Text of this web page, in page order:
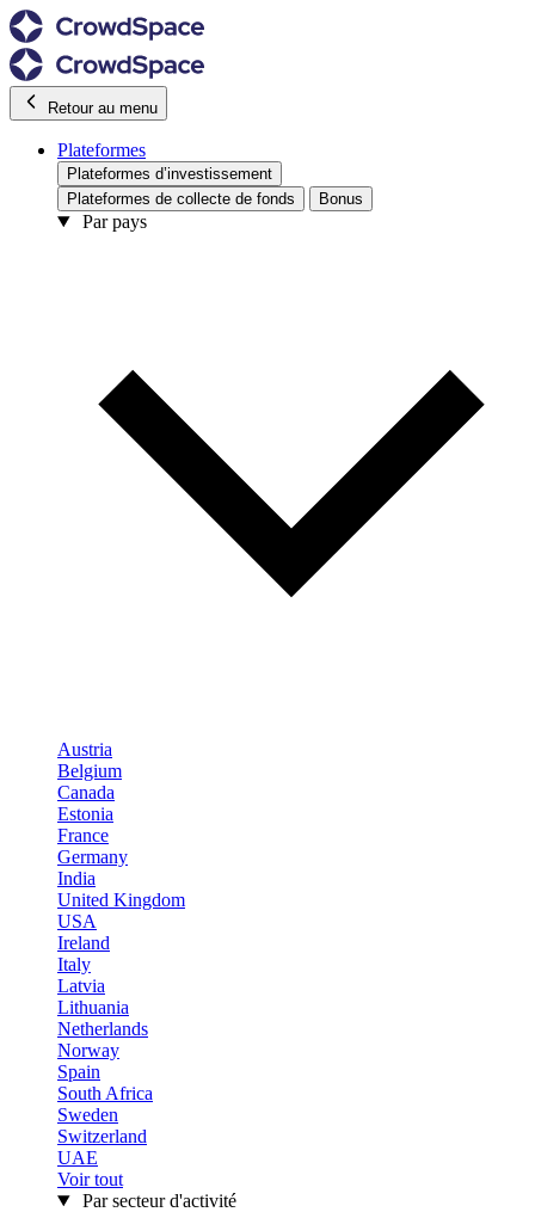
Retour au menu
Plateformes
Plateformes d’investissement
Plateformes de collecte de fonds
Bonus
Par pays
Austria
Belgium
Canada
Estonia
France
Germany
India
United Kingdom
USA
Ireland
Italy
Latvia
Lithuania
Netherlands
Norway
Spain
South Africa
Sweden
Switzerland
UAE
Voir tout
Par secteur d'activité